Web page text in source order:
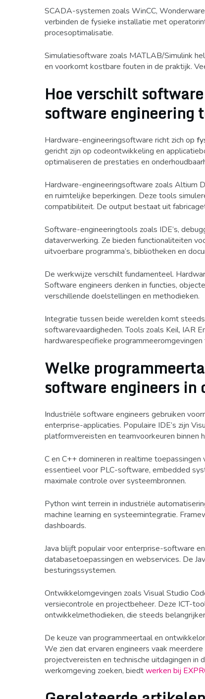
SCADA-systemen zoals WinCC,
verbinden de fysieke installatie met
procesoptimalisatie.
Simulatiesoftware zoals MATLAB/Simulink
en voorkomt kostbare fouten in de praktijk.
Hoe verschilt
software engineering
Hardware-engineeringsoftware richt zich op
gericht zijn op codeontwikkeling en
optimaliseren de prestaties en
Hardware-engineeringsoftware zoals Altium
en ruimtelijke beperkingen. Deze tools
compatibiliteit. De output bestaat uit
Software-engineeringtools zoals IDE’s,
dataverwerking. Ze bieden functionaliteiten
uitvoerbare programma’s, bibliotheken en
De werkwijze verschilt fundamenteel.
Software engineers denken in functies,
verschillende doelstellingen en methodieken.
Integratie tussen beide werelden komt
softwarevaardigheden. Tools zoals Keil, IAR
hardwarespecifieke programmeeromgevingen
Welke
software engineers in
Industriële software engineers gebruiken
enterprise-applicaties. Populaire IDE’s zijn
platformvereisten en teamvoorkeuren binnen
C en C++ domineren in realtime
essentieel voor PLC-software, embedded
maximale controle over systeembronnen.
Python wint terrein in industriële
machine learning en systeemintegratie.
dashboards.
Java blijft populair voor enterprise-software
databasetoepassingen en webservices. De
besturingssystemen.
Ontwikkelomgevingen zoals Visual Studio
versiecontrole en projectbeheer. Deze ICT-
ontwikkelmethodieken, die steeds
De keuze van programmeertaal en
We zien dat ervaren engineers vaak
projectvereisten en technische uitdagingen in
werkomgeving zoeken, biedtwerken bij